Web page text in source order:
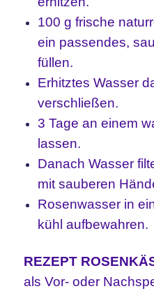
100 g frische
ein passendes,
füllen.
Erhitztes Wasser
verschließen.
3 Tage an einem
lassen.
Danach Wasser
mit sauberen
Rosenwasser in
kühl aufbewahren.
REZEPT
als Vor- oder